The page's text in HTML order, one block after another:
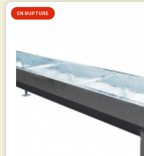
EN RUPTURE